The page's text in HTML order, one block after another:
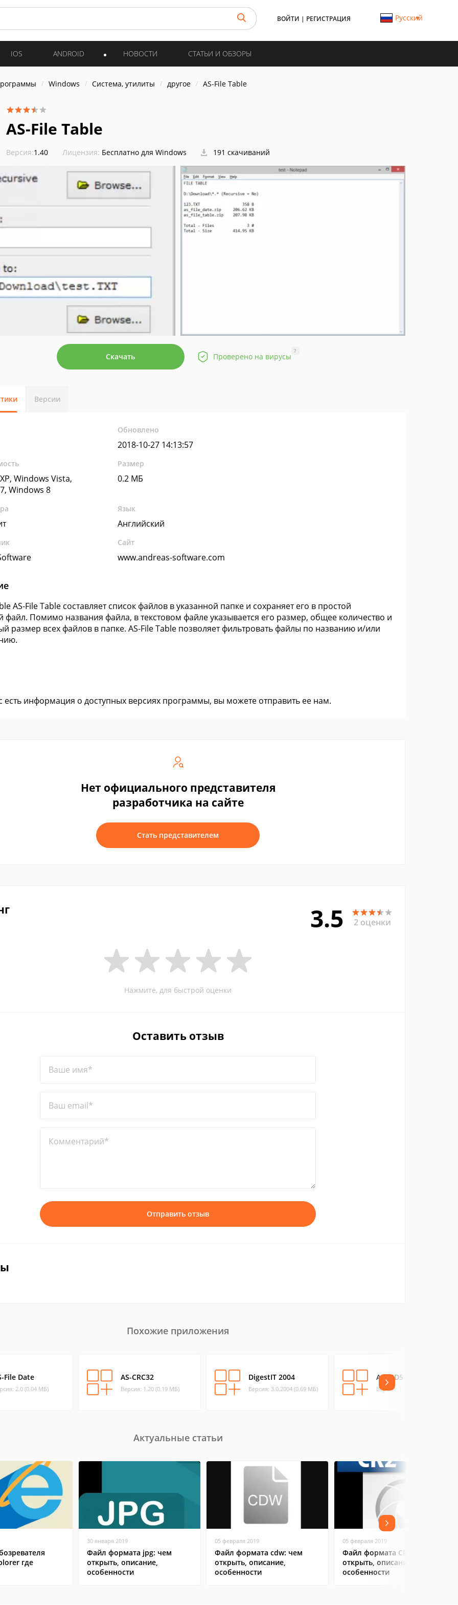
ВОЙТИ | РЕГИСТРАЦИЯ Русский
IOS ANDROID НОВОСТИ СТАТЬИ И ОБЗОРЫ
Windows Система, утилиты другое AS-File Table
AS-File Table
Версия:1.40 Лицензия: Бесплатно для Windows 191 скачиваний
Скачать Проверено на вирусы
?
Версии
Обновлено
2018-10-27 14:13:57
Windows Vista,
Windows 8
Размер
0.2 МБ
Язык
Английский
Сайт
www.andreas-software.com
AS-File Table составляет список файлов в указанной папке и сохраняет его в простой
файл. Помимо названия файла, в текстовом файле указывается его размер, общее количество и
размер всех файлов в папке. AS-File Table позволяет фильтровать файлы по названию и/или
есть информация о доступных версиях программы, вы можете отправить ее нам.
Нет официального представителя
разработчика на сайте
Стать представителем
3.5 2 оценки
Нажмите, для быстрой оценки
Оставить отзыв
Ваше имя*
Ваш email*
Комментарий*
Отправить отзыв
Похожие приложения
File Date
2.0 (0.04 МБ)
AS-CRC32
Версия: 1.20 (0.19 МБ)
DigestIT 2004
Версия: 3.0.2004 (0.69 МБ)
AS-MD5
Версия: 1.20 (0.19 МБ)
Актуальные статьи
где
30 января 2019
Файл формата jpg: чем
открыть, описание,
особенности
05 февраля 2019
Файл формата cdw: чем
открыть, описание,
особенности
05 февраля 2019
Файл формата CR2: чем
открыть, описание,
особенности